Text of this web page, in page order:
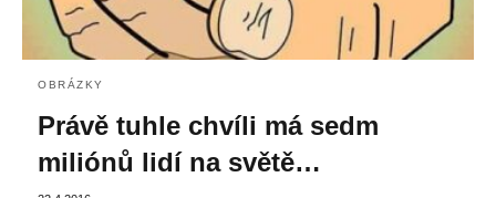
OBRÁZKY
Právě tuhle chvíli má sedm
miliónů lidí na světě…